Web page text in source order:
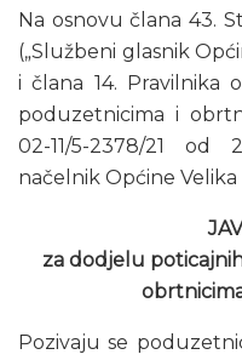
Na osnovu člana 43.
(„Službeni glasnik
i člana 14. Pravilnika
poduzetnicima i
02-11/5-2378/21 od
načelnik Općine Velika
za dodjelu
Pozivaju se